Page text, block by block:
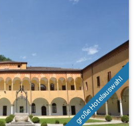
große Hotelauswahl